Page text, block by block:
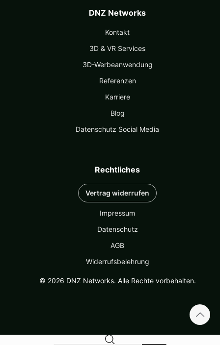
DNZ Networks
Kontakt
3D & VR Services
3D-Werbeanwendung
Referenzen
Karriere
Blog
Datenschutz Social Media
Rechtliches
Vertrag widerrufen
Impressum
Datenschutz
AGB
Widerrufsbelehrung
© 2026 DNZ Networks. Alle Rechte vorbehalten.